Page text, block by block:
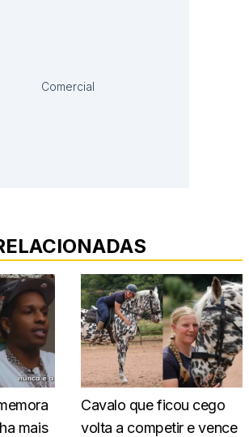
Comercial
mais
Cavalo que ficou cego
volta a competir e vence